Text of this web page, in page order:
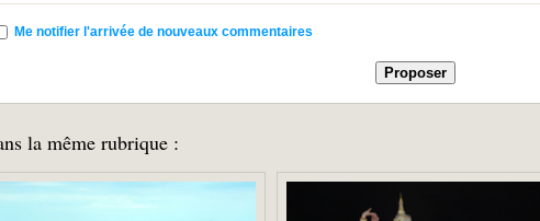
Me notifier l'arrivée de nouveaux commentaires
la même rubrique :